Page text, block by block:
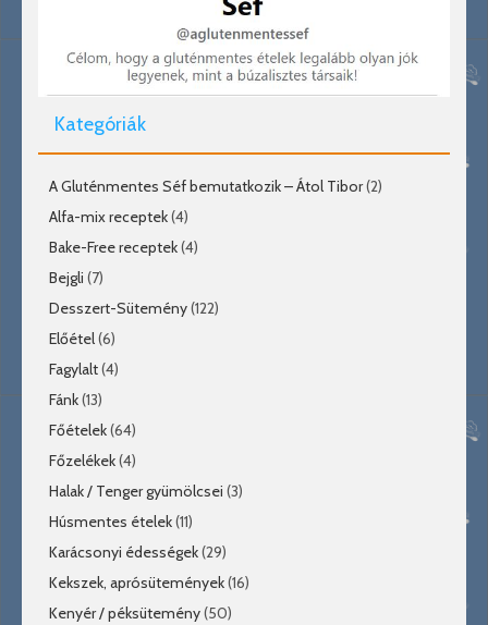
Kategóriák
A Gluténmentes Séf bemutatkozik – Átol Tibor(2)
Alfa-mix receptek(4)
Bake-Free receptek(4)
Bejgli (7)
Desszert-Sütemény(122)
Előétel(6)
Fagylalt(4)
Fánk(13)
Főételek(64)
Főzelékek(4)
Halak / Tenger gyümölcsei (3)
Húsmentes ételek(11)
Karácsonyi édességek(29)
Kekszek, aprósütemények(16)
Kenyér / péksütemény(50)